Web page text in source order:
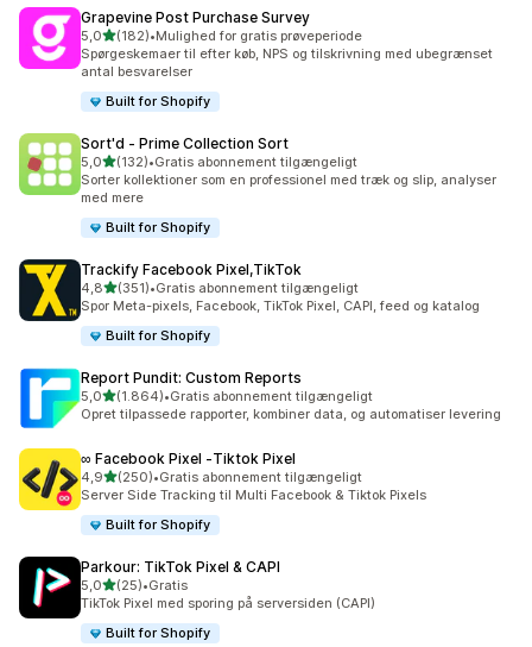
Grapevine Post Purchase Survey
5,0ud af 5 stjerner
(182)
182 anmeldelser i alt
•Mulighed for gratis prøveperiode
Spørgeskemaer til efter køb, NPS og tilskrivning med ubegrænset
antal besvarelser
Built for Shopify
Sort'd ‑ Prime Collection Sort
5,0ud af 5 stjerner
(132)
132 anmeldelser i alt
•Gratis abonnement tilgængeligt
Sorter kollektioner som en professionel med træk og slip, analyser
med mere
Built for Shopify
Trackify Facebook Pixel,TikTok
4,8ud af 5 stjerner
(351)
351 anmeldelser i alt
•Gratis abonnement tilgængeligt
Spor Meta-pixels, Facebook, TikTok Pixel, CAPI, feed og katalog
Built for Shopify
Report Pundit: Custom Reports
5,0ud af 5 stjerner
(1.864)
1864 anmeldelser i alt
•Gratis abonnement tilgængeligt
Opret tilpassede rapporter, kombiner data, og automatiser levering
∞ Facebook Pixel ‑Tiktok Pixel
4,9ud af 5 stjerner
(250)
250 anmeldelser i alt
•Gratis abonnement tilgængeligt
Server Side Tracking til Multi Facebook & Tiktok Pixels
Built for Shopify
Parkour: TikTok Pixel & CAPI
5,0ud af 5 stjerner
(25)
25 anmeldelser i alt
•Gratis
TikTok Pixel med sporing på serversiden (CAPI)
Built for Shopify